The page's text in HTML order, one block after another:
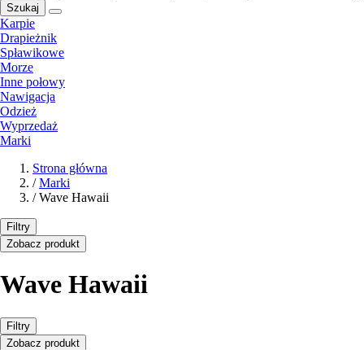
Szukaj
Karpie
Drapieżnik
Spławikowe
Morze
Inne połowy
Nawigacja
Odzież
Wyprzedaż
Marki
Strona główna
/ Marki
/ Wave Hawaii
Filtry
Zobacz produkt
Wave Hawaii
Filtry
Zobacz produkt